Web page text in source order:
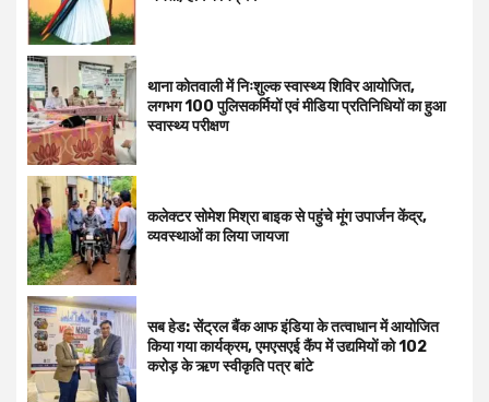
थाना कोतवाली में निःशुल्क स्वास्थ्य शिविर आयोजित,
लगभग 100 पुलिसकर्मियों एवं मीडिया प्रतिनिधियों का हुआ
स्वास्थ्य परीक्षण
कलेक्टर सोमेश मिश्रा बाइक से पहुंचे मूंग उपार्जन केंद्र,
व्यवस्थाओं का लिया जायजा
सब हेड: सेंट्रल बैंक आफ इंडिया के तत्वाधान में आयोजित
किया गया कार्यक्रम, एमएसएई कैंप में उद्यमियों को 102
करोड़ के ऋण स्वीकृति पत्र बांटे